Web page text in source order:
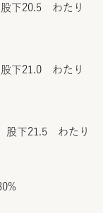
下20.5 わたり
下21.0 わたり
股下21.5 わたり